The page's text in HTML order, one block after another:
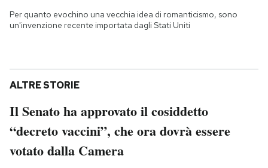
Per quanto evochino una vecchia idea di romanticismo, sono
un'invenzione recente importata dagli Stati Uniti
ALTRE STORIE
Il Senato ha approvato il cosiddetto
“decreto vaccini”, che ora dovrà essere
votato dalla Camera